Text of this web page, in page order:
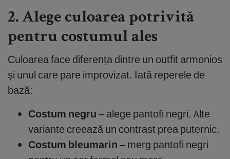
2. Alege culoarea potrivită
pentru costumul ales
Culoarea face diferența dintre un outfit armonios
și unul care pare improvizat. Iată reperele de
bază:
Costum negru – alege pantofi negri. Alte
variante creează un contrast prea puternic.
Costum bleumarin – merg pantofi negri